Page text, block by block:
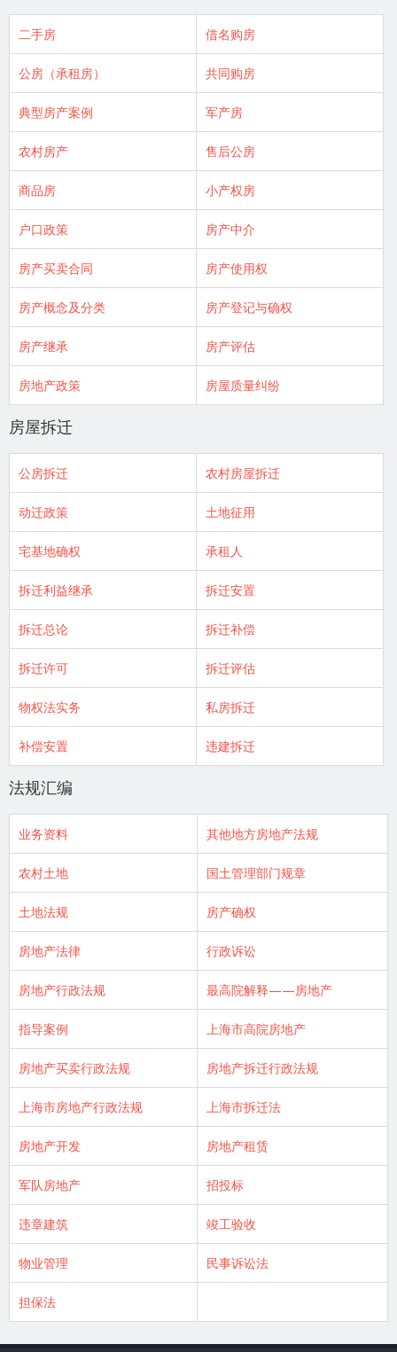
二手房 借名购房
公房（承租房） 共同购房
典型房产案例 军产房
农村房产 售后公房
商品房 小产权房
户口政策 房产中介
房产买卖合同 房产使用权
房产概念及分类 房产登记与确权
房产继承 房产评估
房地产政策 房屋质量纠纷
房屋拆迁
公房拆迁 农村房屋拆迁
动迁政策 土地征用
宅基地确权 承租人
拆迁利益继承 拆迁安置
拆迁总论 拆迁补偿
拆迁许可 拆迁评估
物权法实务 私房拆迁
补偿安置 违建拆迁
法规汇编
业务资料 其他地方房地产法规
农村土地 国土管理部门规章
土地法规 房产确权
房地产法律 行政诉讼
房地产行政法规 最高院解释——房地产
指导案例 上海市高院房地产
房地产买卖行政法规 房地产拆迁行政法规
上海市房地产行政法规 上海市拆迁法
房地产开发 房地产租赁
军队房地产 招投标
违章建筑 竣工验收
物业管理 民事诉讼法
担保法